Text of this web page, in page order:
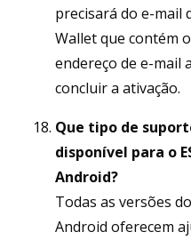
precisará do e-mail
Wallet que contém
endereço de e-mail
concluir a ativação.
Que tipo de
disponível para o
Android?
Todas as versões
Android oferecem